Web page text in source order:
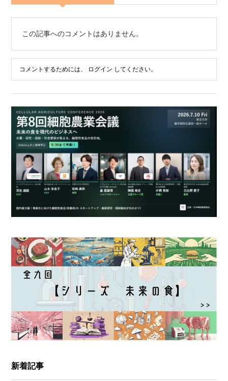
この記事へのコメントはありません。
コメントするためには、 ログイン してください。
新着記事